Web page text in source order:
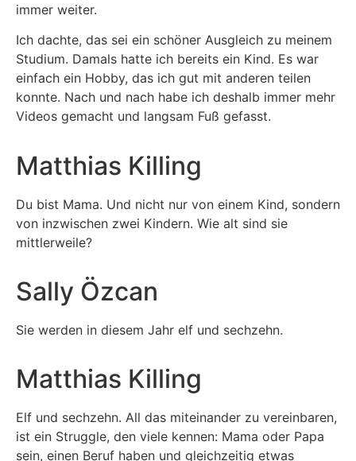
immer weiter.
Ich dachte, das sei ein schöner Ausgleich zu meinem
Studium. Damals hatte ich bereits ein Kind. Es war
einfach ein Hobby, das ich gut mit anderen teilen
konnte. Nach und nach habe ich deshalb immer mehr
Videos gemacht und langsam Fuß gefasst.
Matthias Killing
Du bist Mama. Und nicht nur von einem Kind, sondern
von inzwischen zwei Kindern. Wie alt sind sie
mittlerweile?
Sally Özcan
Sie werden in diesem Jahr elf und sechzehn.
Matthias Killing
Elf und sechzehn. All das miteinander zu vereinbaren,
ist ein Struggle, den viele kennen: Mama oder Papa
sein, einen Beruf haben und gleichzeitig etwas